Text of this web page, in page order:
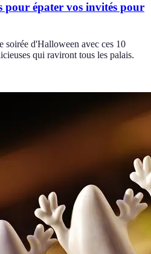
pour épater vos invités pour
soirée d'Halloween avec ces 10
qui raviront tous les palais.